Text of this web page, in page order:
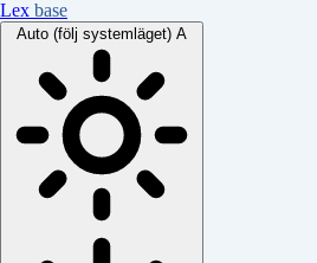
Lex base
Auto (följ systemläget) A